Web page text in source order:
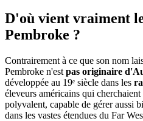
D'où vient vraiment
Pembroke ?
Contrairement à ce que son nom
Pembroke n'est pas originaire
développée au 19ᵉ siècle dans les
éleveurs américains qui
polyvalent, capable de gérer aussi
dans les vastes étendues du Far